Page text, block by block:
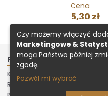
Cena
5,30 zł
FIRMA
KONTAKT
REGULAMIN
Czy możemy włączyć
Marketingowe &
mogą Państwo później
zgodę.
Pozwól mi wybrać